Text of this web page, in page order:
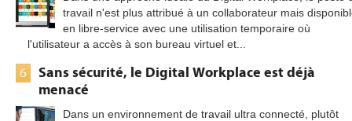
travail n'est plus attribué à un collaborateur mais
en libre-service avec une utilisation temporaire où
l'utilisateur a accès à son bureau virtuel et...
6
Sans sécurité, le Digital Workplace est déjà
menacé
Dans un environnement de travail ultra connecté, plutôt